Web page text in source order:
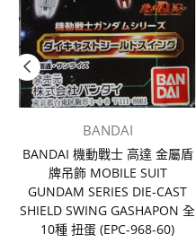
BANDAI
BANDAI 機動戰士 高達 金屬盾
牌吊飾 MOBILE SUIT
GUNDAM SERIES DIE-CAST
SHIELD SWING GASHAPON 全
10種 扭蛋 (EPC-968-60)